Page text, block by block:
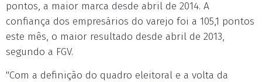
pontos, a maior marca desde abril de 2014. A
confiança dos empresários do varejo foi a 105,1 pontos
este mês, o maior resultado desde abril de 2013,
segundo a FGV.
"Com a definição do quadro eleitoral e a volta da